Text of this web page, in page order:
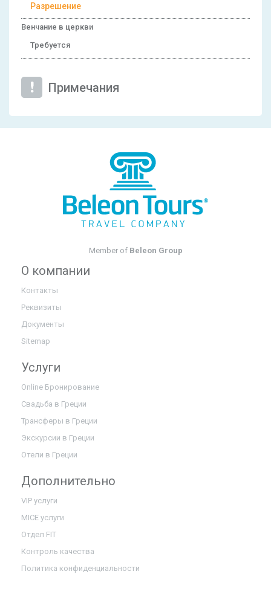
Разрешение
Венчание в церкви
Требуется
Примечания
Member of Beleon Group
О компании
Контакты
Реквизиты
Документы
Sitemap
Услуги
Online Бронирование
Свадьба в Греции
Трансферы в Греции
Экскурсии в Греции
Отели в Греции
Дополнительно
VIP услуги
MICE услуги
Отдел FIT
Контроль качества
Политика конфиденциальности